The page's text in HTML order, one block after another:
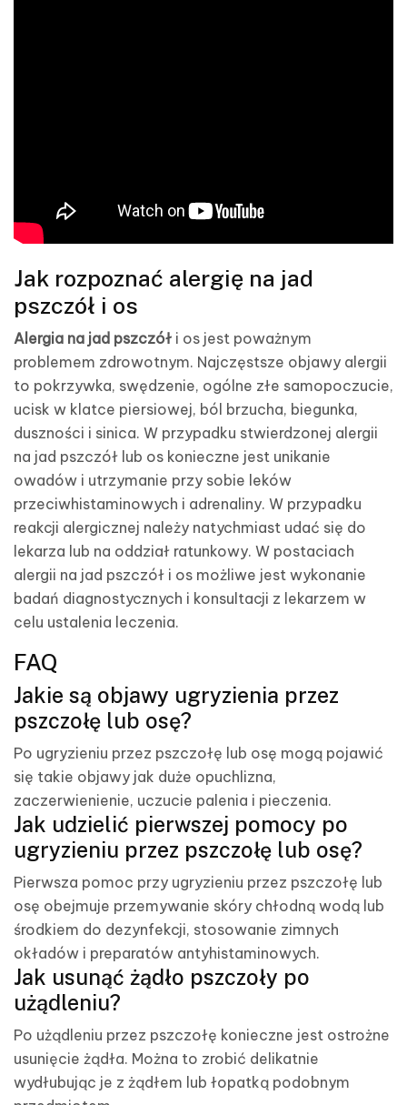
Jak rozpoznać alergię na jad
pszczół i os
Alergia na jad pszczół i os jest poważnym
problemem zdrowotnym. Najczęstsze objawy alergii
to pokrzywka, swędzenie, ogólne złe samopoczucie,
ucisk w klatce piersiowej, ból brzucha, biegunka,
duszności i sinica. W przypadku stwierdzonej alergii
na jad pszczół lub os konieczne jest unikanie
owadów i utrzymanie przy sobie leków
przeciwhistaminowych i adrenaliny. W przypadku
reakcji alergicznej należy natychmiast udać się do
lekarza lub na oddział ratunkowy. W postaciach
alergii na jad pszczół i os możliwe jest wykonanie
badań diagnostycznych i konsultacji z lekarzem w
celu ustalenia leczenia.
FAQ
Jakie są objawy ugryzienia przez
pszczołę lub osę?
Po ugryzieniu przez pszczołę lub osę mogą pojawić
się takie objawy jak duże opuchlizna,
zaczerwienienie, uczucie palenia i pieczenia.
Jak udzielić pierwszej pomocy po
ugryzieniu przez pszczołę lub osę?
Pierwsza pomoc przy ugryzieniu przez pszczołę lub
osę obejmuje przemywanie skóry chłodną wodą lub
środkiem do dezynfekcji, stosowanie zimnych
okładów i preparatów antyhistaminowych.
Jak usunąć żądło pszczoły po
użądleniu?
Po użądleniu przez pszczołę konieczne jest ostrożne
usunięcie żądła. Można to zrobić delikatnie
wydłubując je z żądłem lub łopatką podobnym